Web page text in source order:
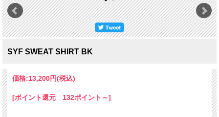
SYF SWEAT SHIRT BK
価格:13,200円(税込)
[ポイント還元 132ポイント～]